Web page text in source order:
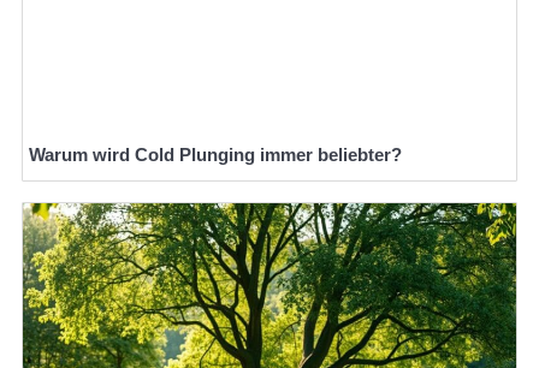
Warum wird Cold Plunging immer beliebter?